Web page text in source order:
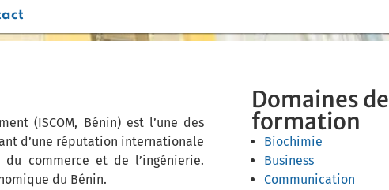
(ISCOM, Bénin) est l’une des
d’une réputation internationale
commerce et de l’ingénierie.
du Bénin.
Domaines de
formation
Biochimie
Business
Communication